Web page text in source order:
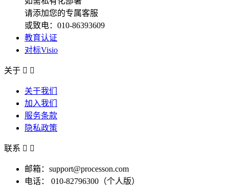
请添加您的专属客服
或致电：010-86393609
教育认证
对标Visio
关于  
关于我们
加入我们
服务条款
隐私政策
联系  
邮箱：support@processon.com
电话：
010-82796300（个人版）